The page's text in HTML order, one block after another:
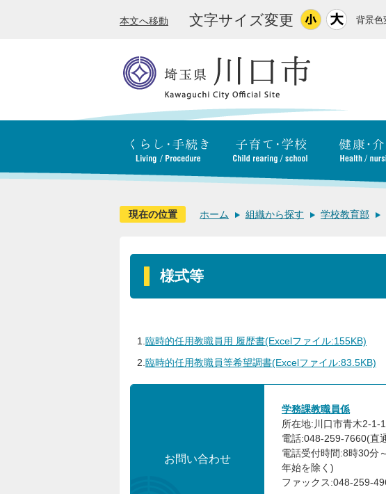
本文へ移動 文字サイズ変更 背景色
現在の位置 ホーム 組織から探す 学校教育部
様式等
1. 臨時的任用教職員用 履歴書(Excelファイル:155KB)
2. 臨時的任用教職員等希望調書(Excelファイル:83.5KB)
お問い合わせ
学務課教職員係
所在地:川口市青木2-1-1
電話:048-259-7660(直
電話受付時間:8時30分
年始を除く)
ファックス:048-259-